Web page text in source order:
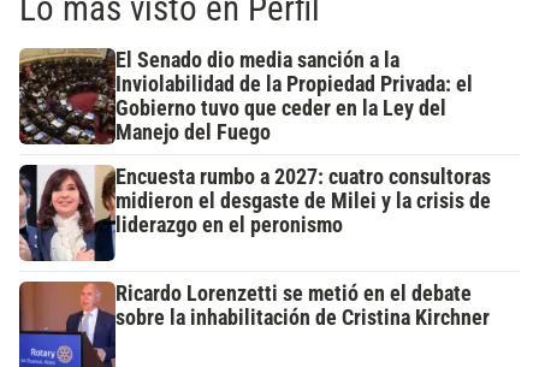
El Senado dio media sanción a la
Inviolabilidad de la Propiedad Privada: el
Gobierno tuvo que ceder en la Ley del
Manejo del Fuego
Encuesta rumbo a 2027: cuatro consultoras
midieron el desgaste de Milei y la crisis de
liderazgo en el peronismo
Ricardo Lorenzetti se metió en el debate
sobre la inhabilitación de Cristina Kirchner